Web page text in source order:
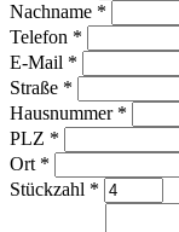
Nachname *
Telefon *
E-Mail *
Straße *
Hausnummer *
PLZ *
Ort *
Stückzahl *